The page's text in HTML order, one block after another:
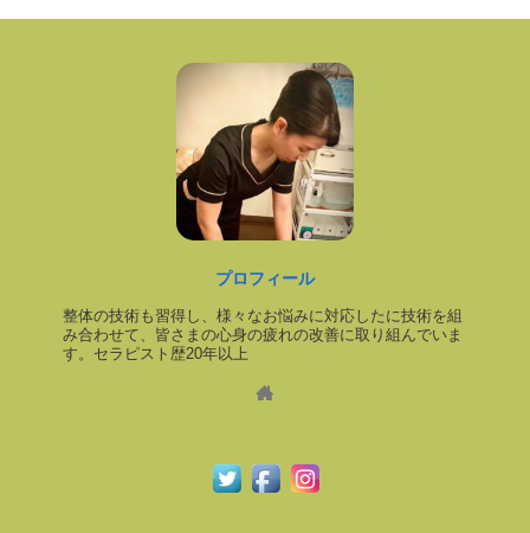
プロフィール
整体の技術も習得し、様々なお悩みに対応したに技術を組
み合わせて、皆さまの心身の疲れの改善に取り組んでいま
す。セラピスト歴20年以上